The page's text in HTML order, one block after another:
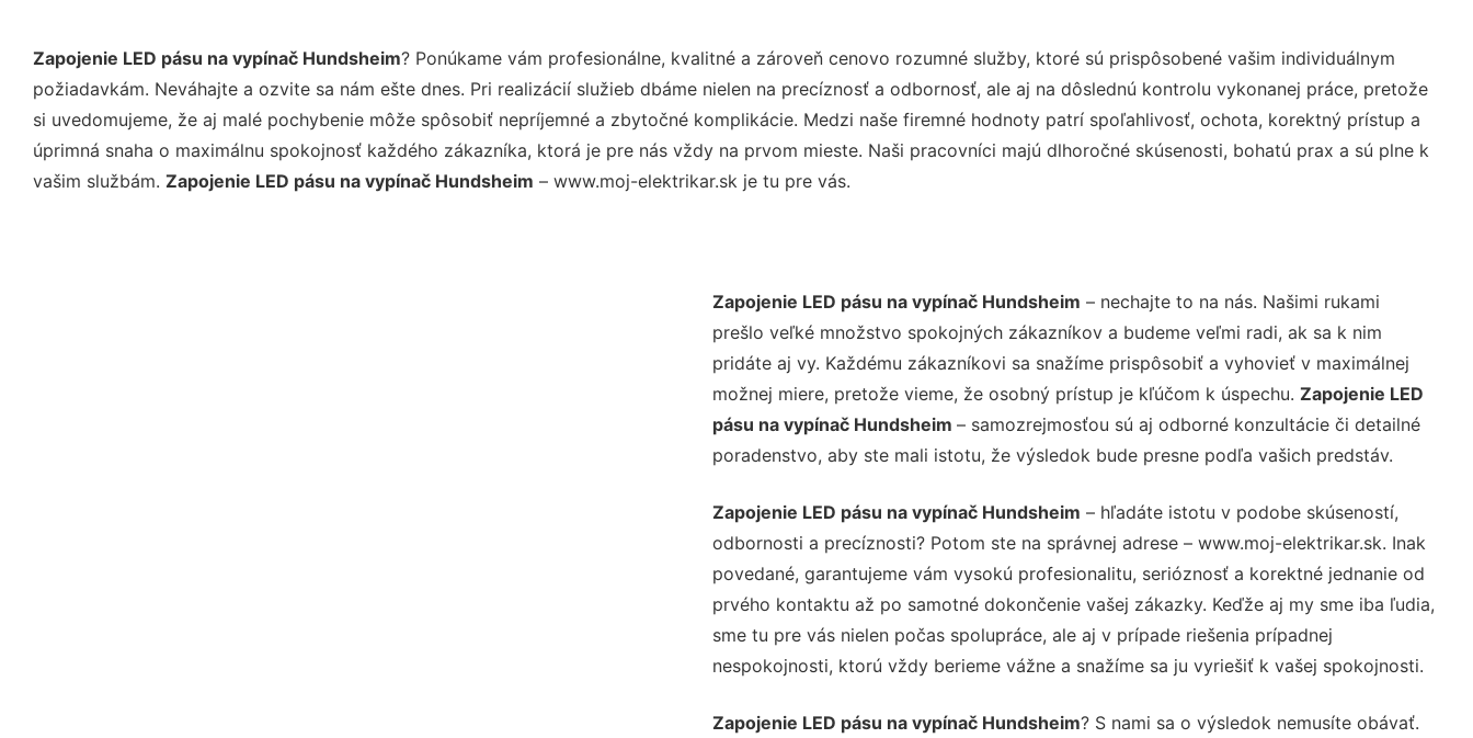
Zapojenie LED pásu na vypínač Hundsheim? Ponúkame vám profesionálne, kvalitné a zároveň cenovo rozumné služby, ktoré sú prispôsobené vašim individuálnym
požiadavkám. Neváhajte a ozvite sa nám ešte dnes. Pri realizácií služieb dbáme nielen na precíznosť a odbornosť, ale aj na dôslednú kontrolu vykonanej práce, pretože
si uvedomujeme, že aj malé pochybenie môže spôsobiť nepríjemné a zbytočné komplikácie. Medzi naše firemné hodnoty patrí spoľahlivosť, ochota, korektný prístup a
úprimná snaha o maximálnu spokojnosť každého zákazníka, ktorá je pre nás vždy na prvom mieste. Naši pracovníci majú dlhoročné skúsenosti, bohatú prax a sú plne k
vašim službám. Zapojenie LED pásu na vypínač Hundsheim – www.moj-elektrikar.sk je tu pre vás.
Zapojenie LED pásu na vypínač Hundsheim – nechajte to na nás. Našimi rukami
prešlo veľké množstvo spokojných zákazníkov a budeme veľmi radi, ak sa k nim
pridáte aj vy. Každému zákazníkovi sa snažíme prispôsobiť a vyhovieť v maximálnej
možnej miere, pretože vieme, že osobný prístup je kľúčom k úspechu. Zapojenie LED
pásu na vypínač Hundsheim – samozrejmosťou sú aj odborné konzultácie či detailné
poradenstvo, aby ste mali istotu, že výsledok bude presne podľa vašich predstáv.
Zapojenie LED pásu na vypínač Hundsheim – hľadáte istotu v podobe skúseností,
odbornosti a precíznosti? Potom ste na správnej adrese – www.moj-elektrikar.sk. Inak
povedané, garantujeme vám vysokú profesionalitu, serióznosť a korektné jednanie od
prvého kontaktu až po samotné dokončenie vašej zákazky. Keďže aj my sme iba ľudia,
sme tu pre vás nielen počas spolupráce, ale aj v prípade riešenia prípadnej
nespokojnosti, ktorú vždy berieme vážne a snažíme sa ju vyriešiť k vašej spokojnosti.
Zapojenie LED pásu na vypínač Hundsheim? S nami sa o výsledok nemusíte obávať.